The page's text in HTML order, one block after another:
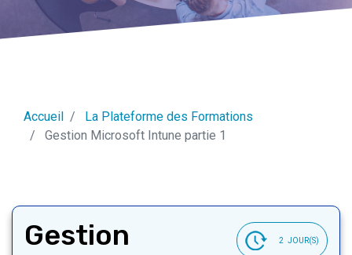
Accueil
La Plateforme des Formations
Gestion Microsoft Intune partie 1
Gestion
2 JOUR(S)